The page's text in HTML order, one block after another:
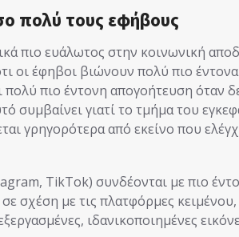
πολύ τους εφήβους
πιο ευάλωτος στην κοινωνική
οι έφηβοι βιώνουν πολύ πιο έντονα
πιο έντονη απογοήτευση όταν
συμβαίνει γιατί το τμήμα του
γρηγορότερα από εκείνο που
TikTok) συνδέονται με πιο
σχέση με τις πλατφόρμες
ιδανικοποιημένες